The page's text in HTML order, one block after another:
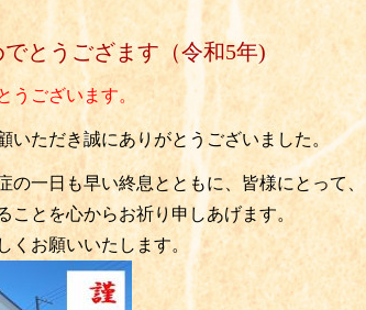
とうござます（令和5年)
ございます。
いただき誠にありがとうございました。
の一日も早い終息とともに、皆様にとって、
ことを心からお祈り申しあげます。
くお願いいたします。